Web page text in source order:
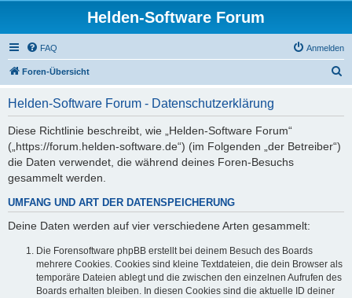
Helden-Software Forum
FAQ Anmelden
Foren-Übersicht
Helden-Software Forum - Datenschutzerklärung
Diese Richtlinie beschreibt, wie „Helden-Software Forum“
(„https://forum.helden-software.de“) (im Folgenden „der Betreiber“)
die Daten verwendet, die während deines Foren-Besuchs
gesammelt werden.
UMFANG UND ART DER DATENSPEICHERUNG
Deine Daten werden auf vier verschiedene Arten gesammelt:
Die Forensoftware phpBB erstellt bei deinem Besuch des Boards
mehrere Cookies. Cookies sind kleine Textdateien, die dein Browser als
temporäre Dateien ablegt und die zwischen den einzelnen Aufrufen des
Boards erhalten bleiben. In diesen Cookies sind die aktuelle ID deiner